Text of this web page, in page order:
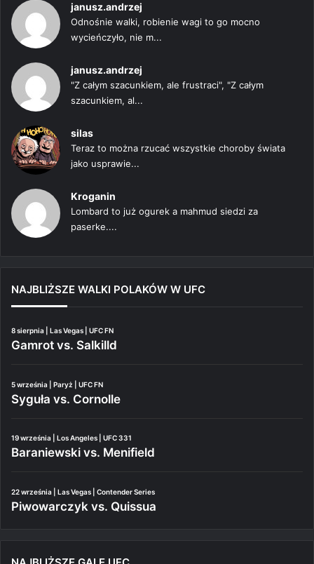
janusz.andrzej
Odnośnie walki, robienie wagi to go mocno
wycieńczyło, nie m...
janusz.andrzej
"Z całym szacunkiem, ale frustraci", "Z całym
szacunkiem, al...
silas
Teraz to można rzucać wszystkie choroby świata
jako usprawie...
Kroganin
Lombard to już ogurek a mahmud siedzi za
paserke....
NAJBLIŻSZE WALKI POLAKÓW W UFC
8 sierpnia | Las Vegas | UFC FN
Gamrot vs. Salkilld
5 września | Paryż | UFC FN
Syguła vs. Cornolle
19 września | Los Angeles | UFC 331
Baraniewski vs. Menifield
22 września | Las Vegas | Contender Series
Piwowarczyk vs. Quissua